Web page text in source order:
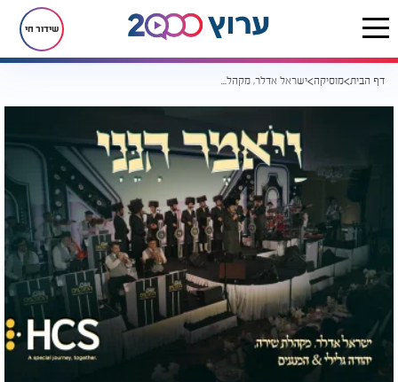
שידור חי
דף הבית מוסיקה ישראל אדלר, מקהלת שירה, יהודה גלילי & המנגנים מגישים: "ויאמר הנני"